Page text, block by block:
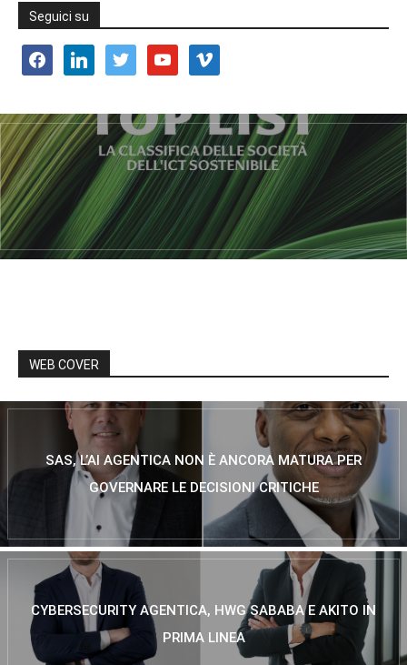
Seguici su
facebooklinkedin twitter youtube vimeo
WEB COVER
SAS, L’AI AGENTICA NON È ANCORA MATURA PER
GOVERNARE LE DECISIONI CRITICHE
CYBERSECURITY AGENTICA, HWG SABABA E AKITO IN
PRIMA LINEA